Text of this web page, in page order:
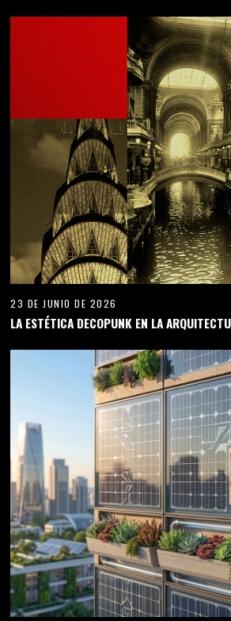
23 DE JUNIO DE 2026
LA ESTÉTICA DECOPUNK EN LA